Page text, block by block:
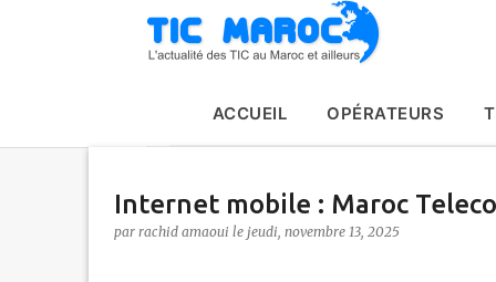
ACCUEIL OPÉRATEURS
Internet mobile : Maroc
par rachid amaoui le jeudi, novembre 13, 2025